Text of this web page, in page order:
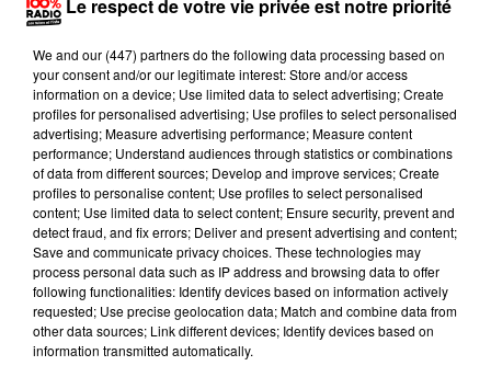
Lecture (2 min 22 sec)
100%
100% Radio les infos de l'Hérault
Le respect de votre vie privée est notre priorité
We and our (447) partnersdo the following data processing based on
your consent and/or our legitimate interest: Store and/or access
information on a device; Use limited data to select advertising; Create
profiles for personalised advertising; Use profiles to select personalised
advertising; Measure advertising performance; Measure content
performance; Understand audiences through statistics or combinations
of data from different sources; Develop and improve services; Create
profiles to personalise content; Use profiles to select personalised
content; Use limited data to select content; Ensure security, prevent and
detect fraud, and fix errors; Deliver and present advertising and content;
Save and communicate privacy choices. These technologies may
process personal data such as IP address and browsing data to offer
following functionalities: Identify devices based on information actively
requested; Use precise geolocation data; Match and combine data from
other data sources; Link different devices; Identify devices based on
information transmitted automatically.